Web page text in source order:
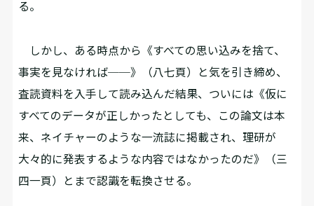
る。
しかし、ある時点から《すべての思い込みを捨て、
事実を見なければ──》（八七頁）と気を引き締め、
査読資料を入手して読み込んだ結果、ついには《仮に
すべてのデータが正しかったとしても、この論文は本
来、ネイチャーのような一流誌に掲載され、理研が
大々的に発表するような内容ではなかったのだ》（三
四一頁）とまで認識を転換させる。